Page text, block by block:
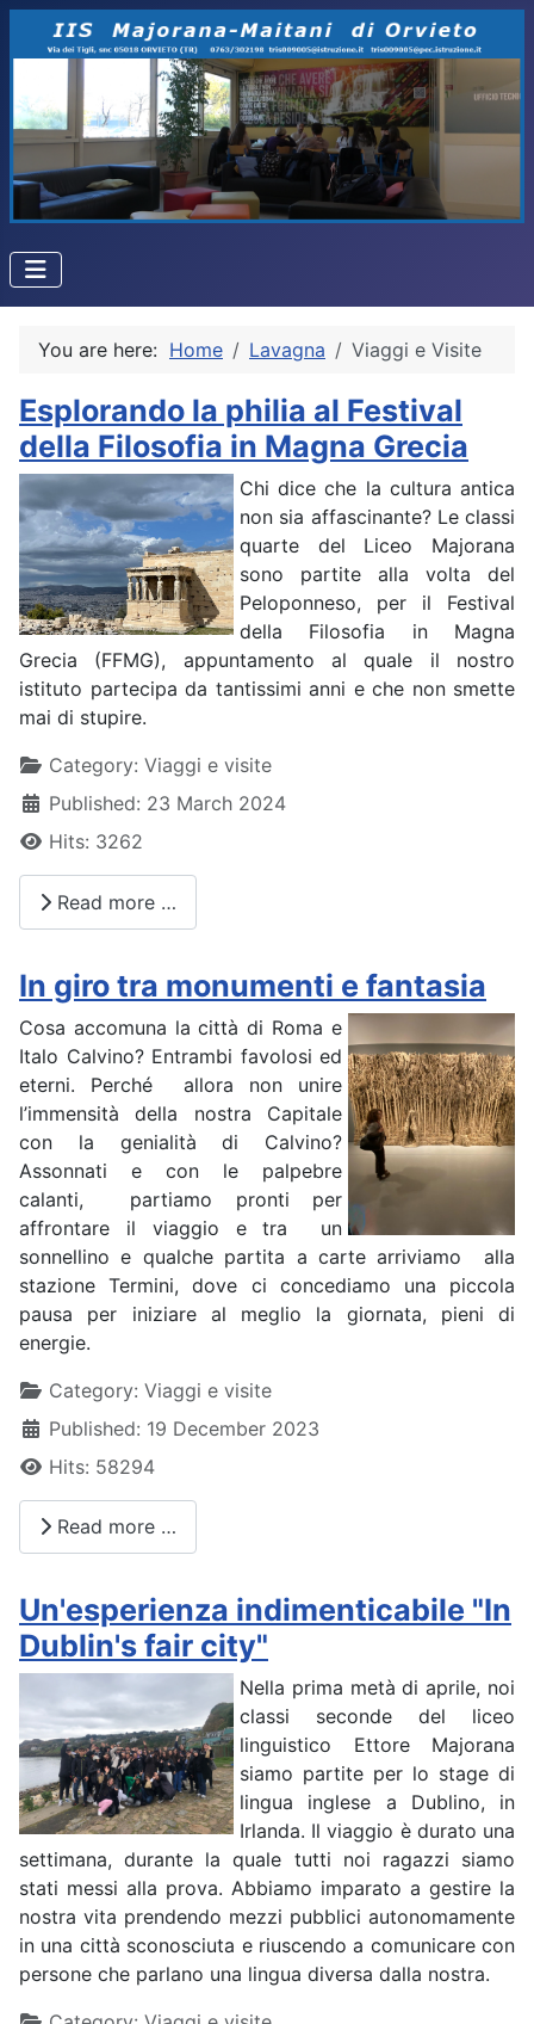
You are here: Home Lavagna Viaggi e Visite
Esplorando la philia al Festival
della Filosofia in Magna Grecia
Chi dice che la cultura antica
non sia affascinante? Le classi
quarte del Liceo Majorana
sono partite alla volta del
Peloponneso, per il Festival
della Filosofia in Magna
Grecia (FFMG), appuntamento al quale il nostro
istituto partecipa da tantissimi anni e che non smette
mai di stupire.
DetailsCategory: Viaggi e visite
Published: 23 March 2024
Hits: 3262
Read more …
In giro tra monumenti e fantasia
Cosa accomuna la città di Roma e
Italo Calvino? Entrambi favolosi ed
eterni. Perché allora non unire
l’immensità della nostra Capitale
con la genialità di Calvino?
Assonnati e con le palpebre
calanti, partiamo pronti per
affrontare il viaggio e tra un
sonnellino e qualche partita a carte arriviamo alla
stazione Termini, dove ci concediamo una piccola
pausa per iniziare al meglio la giornata, pieni di
energie.
DetailsCategory: Viaggi e visite
Published: 19 December 2023
Hits: 58294
Read more …
Un'esperienza indimenticabile "In
Dublin's fair city"
Nella prima metà di aprile, noi
classi seconde del liceo
linguistico Ettore Majorana
siamo partite per lo stage di
lingua inglese a Dublino, in
Irlanda. Il viaggio è durato una
settimana, durante la quale tutti noi ragazzi siamo
stati messi alla prova. Abbiamo imparato a gestire la
nostra vita prendendo mezzi pubblici autonomamente
in una città sconosciuta e riuscendo a comunicare con
persone che parlano una lingua diversa dalla nostra.